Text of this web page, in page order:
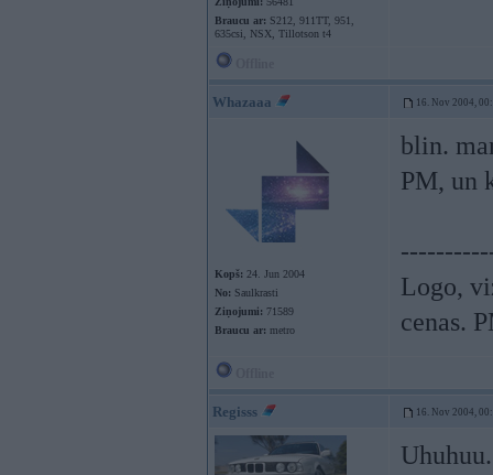
Braucu ar: S212, 911TT, 951,
635csi, NSX, Tillotson t4
Whazaaa 16. Nov 2004,
Kopš: 24. Jun 2004
No: Saulkrasti
Ziņojumi: 71589
Braucu ar: metro
blin.
PM, un
Logo,
cenas.
Regisss 16. Nov 2004,